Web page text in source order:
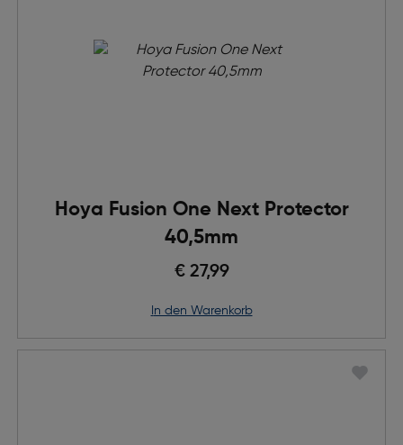
Hoya Fusion One Next Protector
40,5mm
€ 27,99
in den Warenkorb